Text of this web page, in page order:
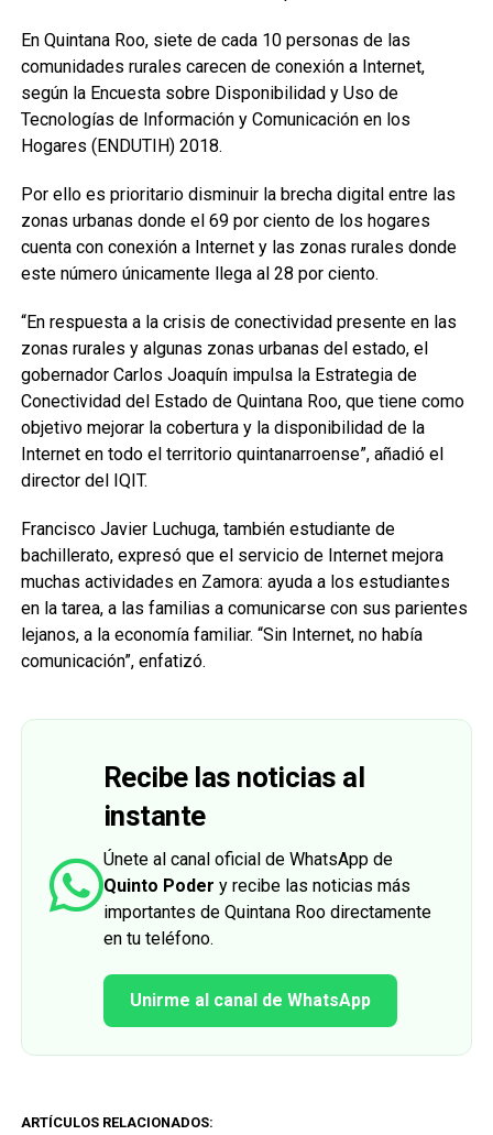
En Quintana Roo, siete de cada 10 personas de las
comunidades rurales carecen de conexión a Internet,
según la Encuesta sobre Disponibilidad y Uso de
Tecnologías de Información y Comunicación en los
Hogares (ENDUTIH) 2018.
Por ello es prioritario disminuir la brecha digital entre las
zonas urbanas donde el 69 por ciento de los hogares
cuenta con conexión a Internet y las zonas rurales donde
este número únicamente llega al 28 por ciento.
“En respuesta a la crisis de conectividad presente en las
zonas rurales y algunas zonas urbanas del estado, el
gobernador Carlos Joaquín impulsa la Estrategia de
Conectividad del Estado de Quintana Roo, que tiene como
objetivo mejorar la cobertura y la disponibilidad de la
Internet en todo el territorio quintanarroense”, añadió el
director del IQIT.
Francisco Javier Luchuga, también estudiante de
bachillerato, expresó que el servicio de Internet mejora
muchas actividades en Zamora: ayuda a los estudiantes
en la tarea, a las familias a comunicarse con sus parientes
lejanos, a la economía familiar. “Sin Internet, no había
comunicación”, enfatizó.
Recibe las noticias al
instante
Únete al canal oficial de WhatsApp de
Quinto Poder y recibe las noticias más
importantes de Quintana Roo directamente
en tu teléfono.
Unirme al canal de WhatsApp
ARTÍCULOS RELACIONADOS: